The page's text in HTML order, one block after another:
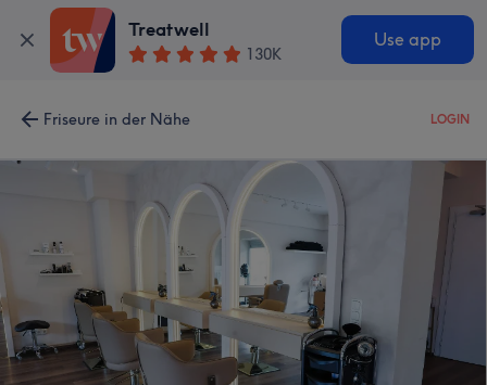
Treatwell
130K
Use app
Friseure in der Nähe LOGIN